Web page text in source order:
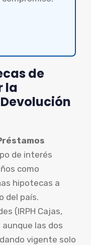
de
la
de interés
como
hipotecas a
del país.
(IRPH Cajas,
aunque las dos
vigente solo